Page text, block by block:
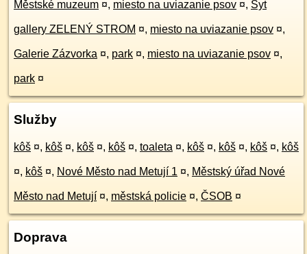
Městské muzeum ¤, miesto na uviazanie psov ¤, Syt
gallery ZELENÝ STROM ¤, miesto na uviazanie psov ¤,
Galerie Zázvorka ¤, park ¤, miesto na uviazanie psov ¤,
park ¤
Služby
kôš ¤, kôš ¤, kôš ¤, kôš ¤, toaleta ¤, kôš ¤, kôš ¤, kôš ¤, kôš
¤, kôš ¤, Nové Město nad Metují 1 ¤, Městský úřad Nové
Město nad Metují ¤, městská policie ¤, ČSOB ¤
Doprava